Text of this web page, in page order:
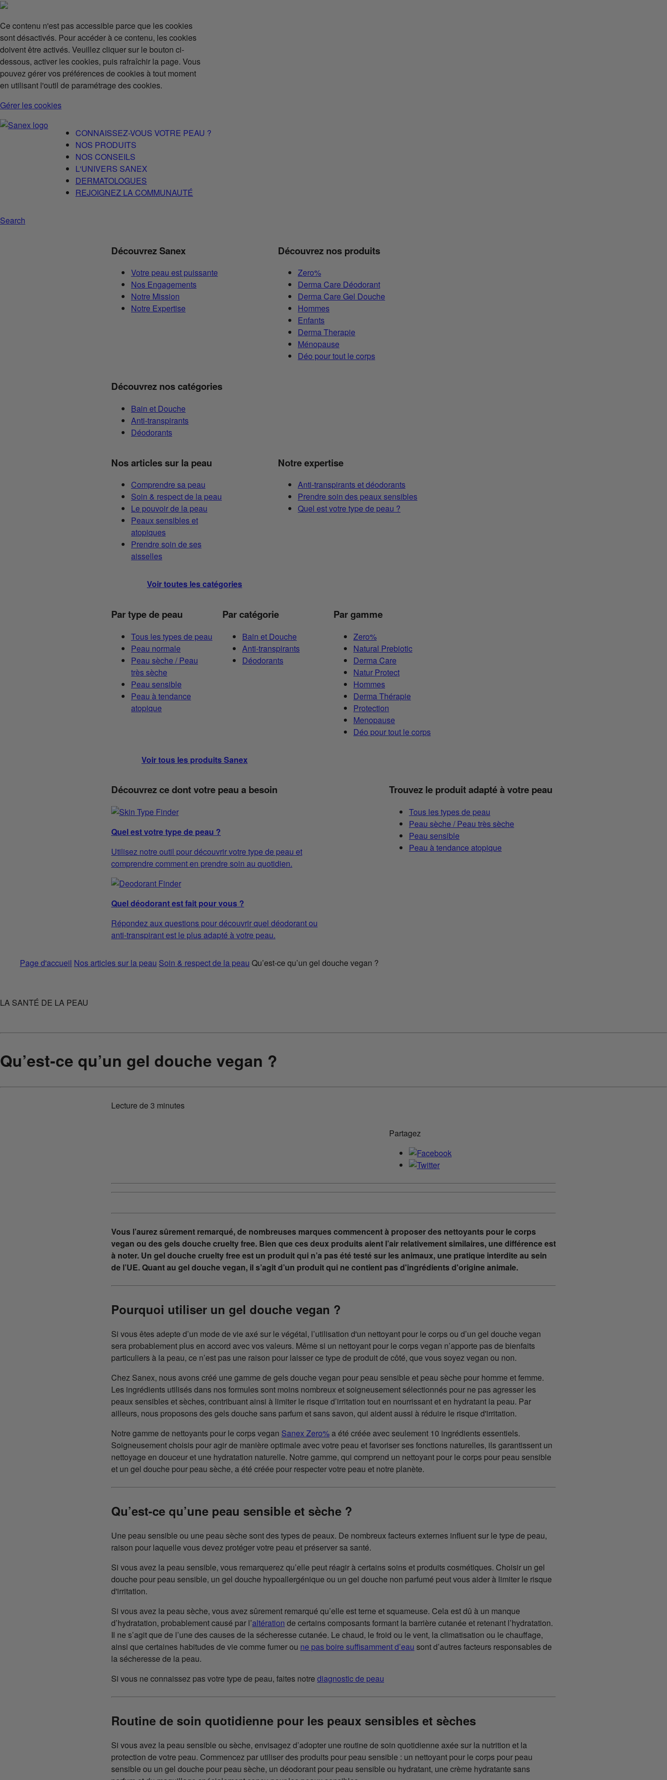
Ce contenu n'est pas accessible parce que les cookies
sont désactivés. Pour accéder à ce contenu, les cookies
doivent être activés. Veuillez cliquer sur le bouton ci-
dessous, activer les cookies, puis rafraîchir la page. Vous
pouvez gérer vos préférences de cookies à tout moment
en utilisant l'outil de paramétrage des cookies.
Gérer les cookies
CONNAISSEZ-VOUS VOTRE PEAU ?
NOS PRODUITS
NOS CONSEILS
L'UNIVERS SANEX
DERMATOLOGUES
REJOIGNEZ LA COMMUNAUTÉ
Search
Découvrez Sanex
Votre peau est puissante
Nos Engagements
Notre Mission
Notre Expertise
Découvrez nos produits
Zero%
Derma Care Déodorant
Derma Care Gel Douche
Hommes
Enfants
Derma Therapie
Ménopause
Déo pour tout le corps
Découvrez nos catégories
Bain et Douche
Anti-transpirants
Déodorants
Nos articles sur la peau
Comprendre sa peau
Soin & respect de la peau
Le pouvoir de la peau
Peaux sensibles et
atopiques
Prendre soin de ses
aisselles
Notre expertise
Anti-transpirants et déodorants
Prendre soin des peaux sensibles
Quel est votre type de peau ?
Voir toutes les catégories
Par type de peau
Tous les types de peau
Peau normale
Peau sèche / Peau
très sèche
Peau sensible
Peau à tendance
atopique
Par catégorie
Bain et Douche
Anti-transpirants
Déodorants
Par gamme
Zero%
Natural Prebiotic
Derma Care
Natur Protect
Hommes
Derma Thérapie
Protection
Menopause
Déo pour tout le corps
Voir tous les produits Sanex
Découvrez ce dont votre peau a besoin
Quel est votre type de peau ?
Utilisez notre outil pour découvrir votre type de peau et
comprendre comment en prendre soin au quotidien.
Quel déodorant est fait pour vous ?
Répondez aux questions pour découvrir quel déodorant ou
anti-transpirant est le plus adapté à votre peau.
Trouvez le produit adapté à votre peau
Tous les types de peau
Peau sèche / Peau très sèche
Peau sensible
Peau à tendance atopique
Page d'accueil Nos articles sur la peau Soin & respect de la peau Qu’est-ce qu’un gel douche vegan ?
LA SANTÉ DE LA PEAU
Qu’est-ce qu’un gel douche vegan ?
Lecture de 3 minutes
Partagez
Vous l’aurez sûrement remarqué, de nombreuses marques commencent à proposer des nettoyants pour le corps
vegan ou des gels douche cruelty free. Bien que ces deux produits aient l’air relativement similaires, une différence est
à noter. Un gel douche cruelty free est un produit qui n’a pas été testé sur les animaux, une pratique interdite au sein
de l’UE. Quant au gel douche vegan, il s’agit d’un produit qui ne contient pas d'ingrédients d'origine animale.
Pourquoi utiliser un gel douche vegan ?
Si vous êtes adepte d’un mode de vie axé sur le végétal, l’utilisation d'un nettoyant pour le corps ou d’un gel douche vegan
sera probablement plus en accord avec vos valeurs. Même si un nettoyant pour le corps vegan n’apporte pas de bienfaits
particuliers à la peau, ce n’est pas une raison pour laisser ce type de produit de côté, que vous soyez vegan ou non.
Chez Sanex, nous avons créé une gamme de gels douche vegan pour peau sensible et peau sèche pour homme et femme.
Les ingrédients utilisés dans nos formules sont moins nombreux et soigneusement sélectionnés pour ne pas agresser les
peaux sensibles et sèches, contribuant ainsi à limiter le risque d’irritation tout en nourrissant et en hydratant la peau. Par
ailleurs, nous proposons des gels douche sans parfum et sans savon, qui aident aussi à réduire le risque d'irritation.
Notre gamme de nettoyants pour le corps vegan Sanex Zero%a été créée avec seulement 10 ingrédients essentiels.
Soigneusement choisis pour agir de manière optimale avec votre peau et favoriser ses fonctions naturelles, ils garantissent un
nettoyage en douceur et une hydratation naturelle. Notre gamme, qui comprend un nettoyant pour le corps pour peau sensible
et un gel douche pour peau sèche, a été créée pour respecter votre peau et notre planète.
Qu’est-ce qu’une peau sensible et sèche ?
Une peau sensible ou une peau sèche sont des types de peaux. De nombreux facteurs externes influent sur le type de peau,
raison pour laquelle vous devez protéger votre peau et préserver sa santé.
Si vous avez la peau sensible, vous remarquerez qu’elle peut réagir à certains soins et produits cosmétiques. Choisir un gel
douche pour peau sensible, un gel douche hypoallergénique ou un gel douche non parfumé peut vous aider à limiter le risque
d'irritation.
Si vous avez la peau sèche, vous avez sûrement remarqué qu’elle est terne et squameuse. Cela est dû à un manque
d’hydratation, probablement causé par l’altération de certains composants formant la barrière cutanée et retenant l’hydratation.
Il ne s’agit que de l’une des causes de la sécheresse cutanée. Le chaud, le froid ou le vent, la climatisation ou le chauffage,
ainsi que certaines habitudes de vie comme fumer ou ne pas boire suffisamment d’eau sont d’autres facteurs responsables de
la sécheresse de la peau.
Si vous ne connaissez pas votre type de peau, faites notre diagnostic de peau
Routine de soin quotidienne pour les peaux sensibles et sèches
Si vous avez la peau sensible ou sèche, envisagez d’adopter une routine de soin quotidienne axée sur la nutrition et la
protection de votre peau. Commencez par utiliser des produits pour peau sensible : un nettoyant pour le corps pour peau
sensible ou un gel douche pour peau sèche, un déodorant pour peau sensible ou hydratant, une crème hydratante sans